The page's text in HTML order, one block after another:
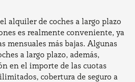
alquiler de coches a largo plazo
es realmente conveniente, ya
mensuales más bajas. Algunas
a largo plazo, además,
en el importe de las cuotas
cobertura de seguro a